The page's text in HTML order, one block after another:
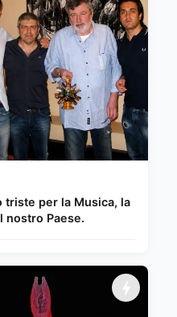
triste per la Musica, la
nostro Paese.